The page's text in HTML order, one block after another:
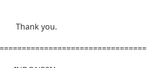
Thank you.